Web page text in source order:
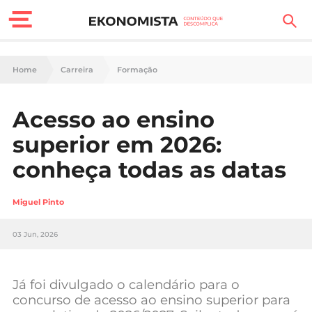
Finanças Pessoais
Carreira
Casa
Lifestyle
Sociedade
Negócios
Home Carreira Formação
Acesso ao ensino
superior em 2026:
conheça todas as datas
Miguel Pinto
03 Jun, 2026
Já foi divulgado o calendário para o
concurso de acesso ao ensino superior para